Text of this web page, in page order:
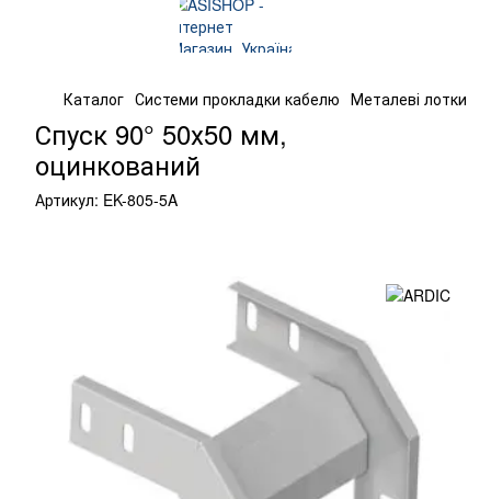
Каталог Системи прокладки кабелю Металеві лотки
Спуск 90° 50х50 мм,
оцинкований
Артикул: EK-805-5A